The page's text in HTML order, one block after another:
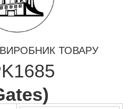
ТОВАРУ
)